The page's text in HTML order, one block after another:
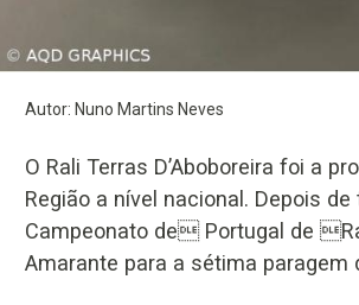
Autor: Nuno Martins Neves
O Rali Terras D’Aboboreira foi a
Região a nível nacional. Depois
Campeonato de Portugal de
Amarante para a sétima paragem